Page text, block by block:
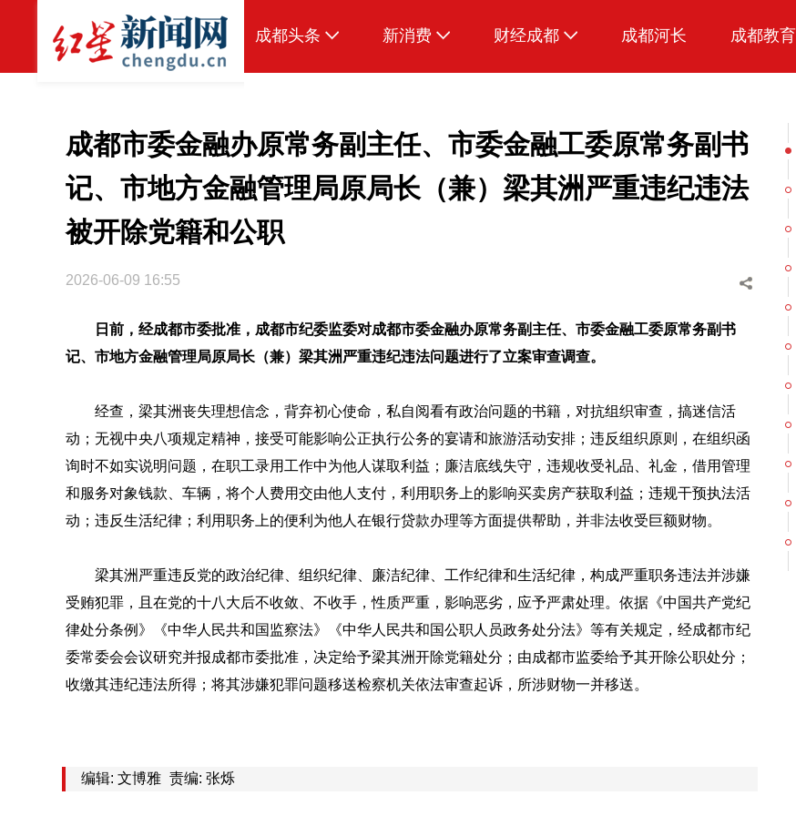
成都头条
本地
国内
热点专题
公示
新消费 财经成都 成都河长 成都教育
成都市委金融办原常务副主任、市委金融工委原常务副书
记、市地方金融管理局原局长（兼）梁其洲严重违纪违法
被开除党籍和公职
2026-06-09 16:55
日前，经成都市委批准，成都市纪委监委对成都市委金融办原常务副主任、市委金融工委原常务副书
记、市地方金融管理局原局长（兼） 梁其洲严重违纪违法问题进行了立案审查调查。
经查， 梁其洲丧失理想信念，背弃初心使命，私自阅看有政治问题的书籍，对抗组织审查，搞迷信活
动；无视中央八项规定精神，接受可能影响公正执行公务的宴请和旅游活动安排；违反组织原则，在组织函
询时不如实说明问题，在职工录用工作中为他人谋取利益；廉洁底线失守，违规收受礼品、礼金，借用管理
和服务对象钱款、车辆，将个人费用交由他人支付，利用职务上的影响买卖房产获取利益；违规干预执法活
动；违反生活纪律；利用职务上的便利为他人在银行贷款办理等方面提供帮助，并非法收受巨额财物。
梁其洲严重违反党的政治纪律、 组织纪律、廉洁纪律 、工作纪律和生活纪律 ，构成严重职务违法并涉嫌
受贿犯罪，且在党的十八大后不收敛、不收手，性质严重，影响恶劣，应予严肃处理。依据《中国共产党纪
律处分条例》《中华人民共和国监察法》《中华人民共和国公职人员政务处分法》等有关规定，经成都市纪
委常委会会议研究并报成都市委批准，决定给予梁其洲开除党籍处分； 由成都市监委给予其开除公职处分 ；
收缴其违纪违法所得；将其涉嫌犯罪问题移送检察机关依法审查起诉，所涉财物一并移送。
编辑: 文博雅 责编: 张烁